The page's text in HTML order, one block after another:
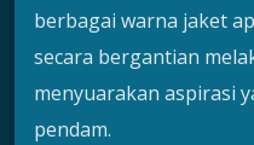
berbagai warna jaket
secara bergantian
menyuarakan aspirasi
pendam.